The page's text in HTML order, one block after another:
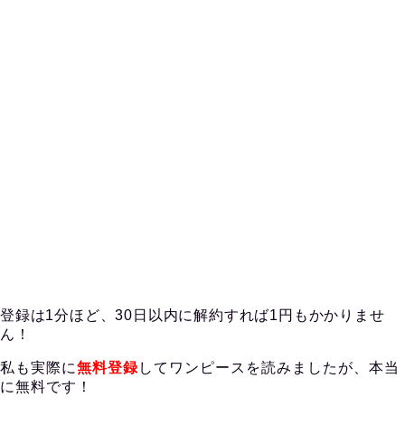
登録は1分ほど、30日以内に解約すれば1円もかかりませ
ん！
私も実際に無料登録してワンピースを読みましたが、本当
に無料です！